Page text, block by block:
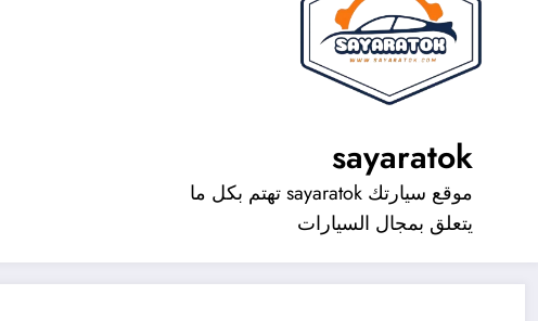
sayaratok
موقع سيارتك sayaratok تهتم بكل ما
يتعلق بمجال السيارات